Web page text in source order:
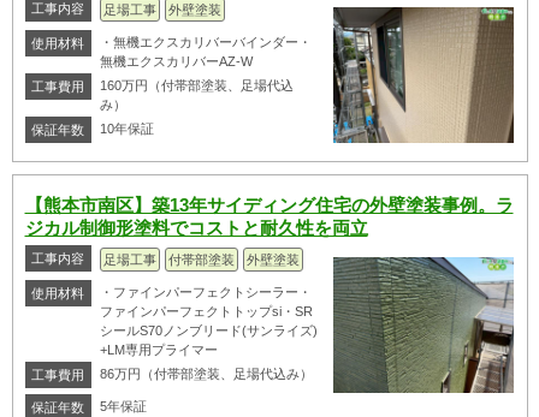
工事内容 足場工事 外壁塗装
使用材料
・無機エクスカリバーバインダー・
無機エクスカリバーAZ-W
工事費用
160万円（付帯部塗装、足場代込
み）
保証年数
10年保証
【熊本市南区】築13年サイディング住宅の外壁塗装事例。ラ
ジカル制御形塗料でコストと耐久性を両立
工事内容 足場工事 付帯部塗装 外壁塗装
使用材料
・ファインパーフェクトシーラー・
ファインパーフェクトトップsi・SR
シールS70ノンブリード(サンライズ)
+LM専用プライマー
工事費用
86万円（付帯部塗装、足場代込み）
保証年数 5年保証